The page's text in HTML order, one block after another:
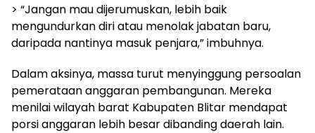
> “Jangan mau dijerumuskan, lebih baik
mengundurkan diri atau menolak jabatan baru,
daripada nantinya masuk penjara,” imbuhnya.
Dalam aksinya, massa turut menyinggung persoalan
pemerataan anggaran pembangunan. Mereka
menilai wilayah barat Kabupaten Blitar mendapat
porsi anggaran lebih besar dibanding daerah lain.